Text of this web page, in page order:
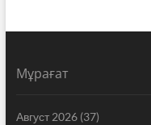
Мұрағат
Август 2026(37)